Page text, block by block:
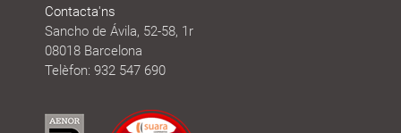
Contacta'ns
Sancho de Ávila, 52-58, 1r
08018 Barcelona
Telèfon: 932 547 690